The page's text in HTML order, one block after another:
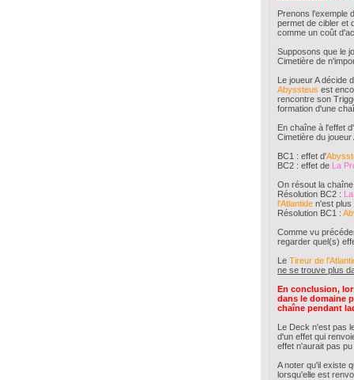
Prenons l'exemple
permet de cibler et
comme un coût
Supposons que le
Cimetière de
Le joueur A décide
Abyssteus est
rencontre son
formation d'une
En chaîne à l'effet d'
Cimetière du
BC1 : effet d'
BC2 : effet de La
On résout la
Résolution BC2 :
l'Atlantide n'est plus
Résolution BC1 :
Comme vu
regarder quel(s)
Le Tireur de
ne se trouve plus
En conclusion,
dans le domaine
chaîne pendant
Le Deck n'est pas
d'un effet qui
effet n'aurait pas
A noter qu'il existe
lorsqu'elle est